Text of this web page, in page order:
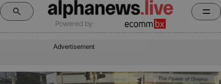
Powered by:
Advertisement